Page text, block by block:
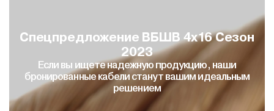
Спецпредложение ВБШВ 4х16 Сезон
2023
Если вы ищете надежную продукцию, наши
бронированные кабели станут вашим идеальным
решением